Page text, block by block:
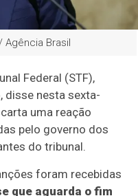
Brasil
Federal (STF),
disse nesta sexta-
uma reação
pelo governo dos
do tribunal.
foram recebidas
que aguarda o fim